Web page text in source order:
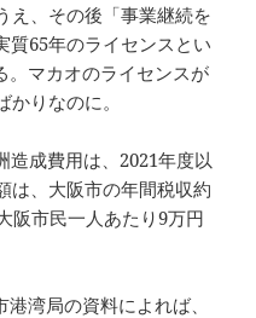
え、その後「事業継続を
質65年のライセンスとい
。マカオのライセンスが
りなのに。
成費用は、2021年度以
は、大阪市の年間税収約
阪市民一人あたり9万円
湾局の資料によれば、